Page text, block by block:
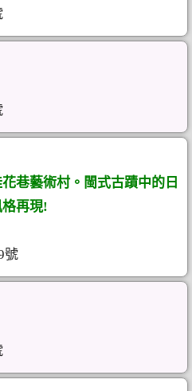
巷藝術村。閩式古蹟中的日
再現!
號